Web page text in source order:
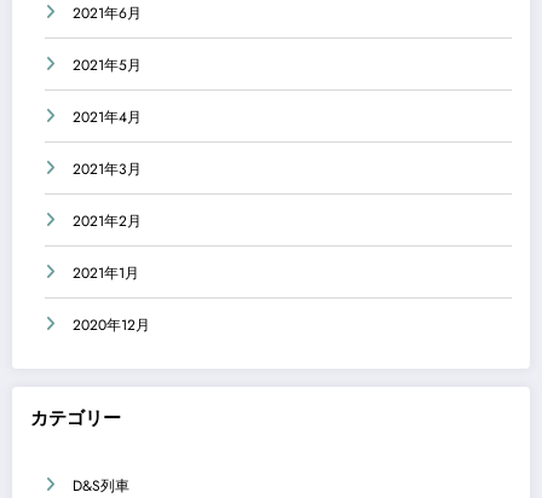
2021年6月
2021年5月
2021年4月
2021年3月
2021年2月
2021年1月
2020年12月
カテゴリー
D&S列車